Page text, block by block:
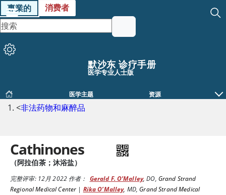
專業的 消费者
默沙东 诊疗手册
医学专业人士版
医学主题 资源
<非法药物和麻醉品
Cathinones
（阿拉伯茶；沐浴盐）
完整评审:12月 2022作者： Gerald F. O’Malley,DO, Grand Strand
Regional Medical Center | Rika O’Malley, MD,Grand Strand Medical